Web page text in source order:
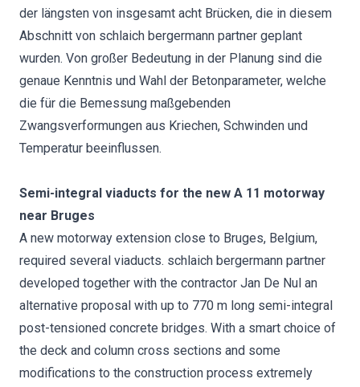
der längsten von insgesamt acht Brücken, die in diesem
Abschnitt von schlaich bergermann partner geplant
wurden. Von großer Bedeutung in der Planung sind die
genaue Kenntnis und Wahl der Betonparameter, welche
die für die Bemessung maßgebenden
Zwangsverformungen aus Kriechen, Schwinden und
Temperatur beeinflussen.
Semi-integral viaducts for the new A 11 motorway
near Bruges
A new motorway extension close to Bruges, Belgium,
required several viaducts. schlaich bergermann partner
developed together with the contractor Jan De Nul an
alternative proposal with up to 770 m long semi-integral
post-tensioned concrete bridges. With a smart choice of
the deck and column cross sections and some
modifications to the construction process extremely